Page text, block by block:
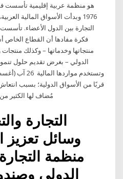
1976 وبدأت الأسواق المالية
التجارة بين الدول الأعضاء.
فكرة مفادها أن القطاع
منتجاتها وخدماتها – وكذلك
الدولي – بغرض تقديم حلول
قربًا من الأسواق الدولية؛ بسبب انتعاش
التجارة
وسائل تعزيز
منظمة
الدولي